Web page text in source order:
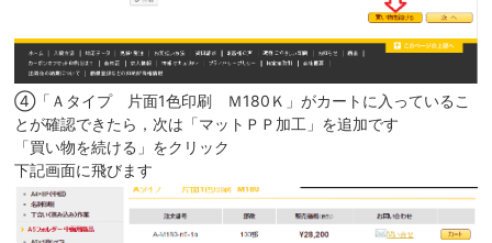
④「Ａタイプ 片面1色印刷 Ｍ180Ｋ」がカートに入っているこ
とが確認できたら，次は「マットＰＰ加工」を追加です
「買い物を続ける」をクリック
下記画面に飛びます